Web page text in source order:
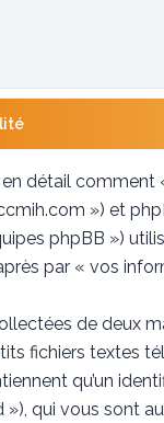
détail comment
») et
phpBB »)
par « vos
de deux
fichiers textes
qu’un
qui vous sont